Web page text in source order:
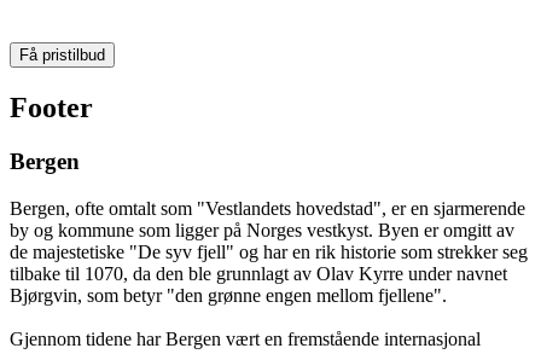
Få pristilbud
Footer
Bergen
Bergen, ofte omtalt som "Vestlandets hovedstad", er en sjarmerende
by og kommune som ligger på Norges vestkyst. Byen er omgitt av
de majestetiske "De syv fjell" og har en rik historie som strekker seg
tilbake til 1070, da den ble grunnlagt av Olav Kyrre under navnet
Bjørgvin, som betyr "den grønne engen mellom fjellene".
Gjennom tidene har Bergen vært en fremstående internasjonal